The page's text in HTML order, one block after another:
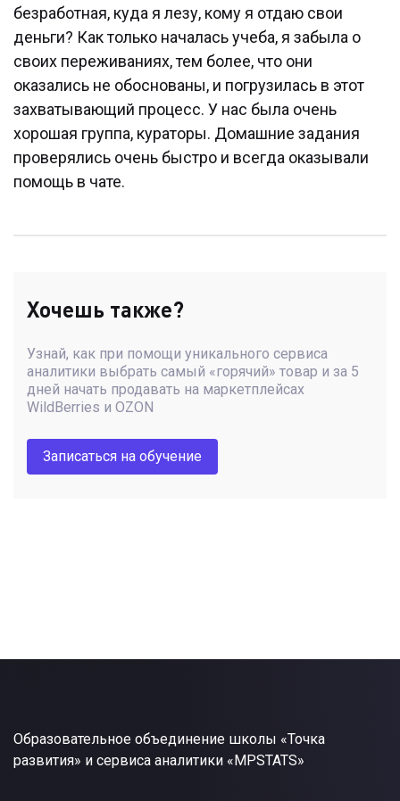
безработная, куда я лезу, кому я отдаю свои
деньги? Как только началась учеба, я забыла о
своих переживаниях, тем более, что они
оказались не обоснованы, и погрузилась в этот
захватывающий процесс. У нас была очень
хорошая группа, кураторы. Домашние задания
проверялись очень быстро и всегда оказывали
помощь в чате.
Хочешь также?
Узнай, как при помощи уникального сервиса
аналитики выбрать самый «горячий» товар и за 5
дней начать продавать на маркетплейсах
WildBerries и OZON
Записаться на обучение
Образовательное объединение школы «Точка
развития» и сервиса аналитики «MPSTATS»